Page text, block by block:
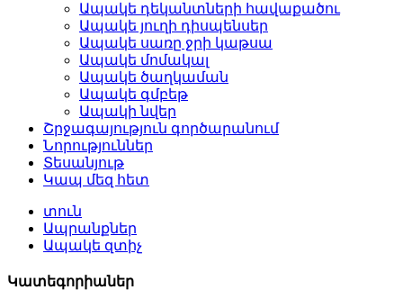
Ապակե դեկանտների հավաքածու
Ապակե յուղի դիսպենսեր
Ապակե սառը ջրի կաթսա
Ապակե մոմակալ
Ապակե ծաղկաման
Ապակե գմբեթ
Ապակի նվեր
Շրջագայություն գործարանում
Նորություններ
Տեսանյութ
Կապ մեզ հետ
տուն
Ապրանքներ
Ապակե զտիչ
Կատեգորիաներ